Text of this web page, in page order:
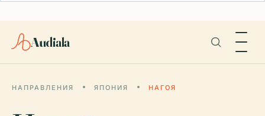
Audiala
НАПРАВЛЕНИЯ ЯПОНИЯ НАГОЯ